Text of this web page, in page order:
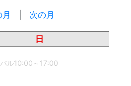
次の月
日
ル10:00～17:00